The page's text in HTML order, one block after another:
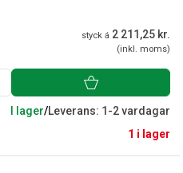
styck á 2 211,25 kr.
(inkl. moms)
I lager/Leverans: 1-2 vardagar
1 i lager